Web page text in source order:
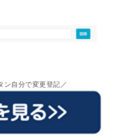
ン自分で変更登記／